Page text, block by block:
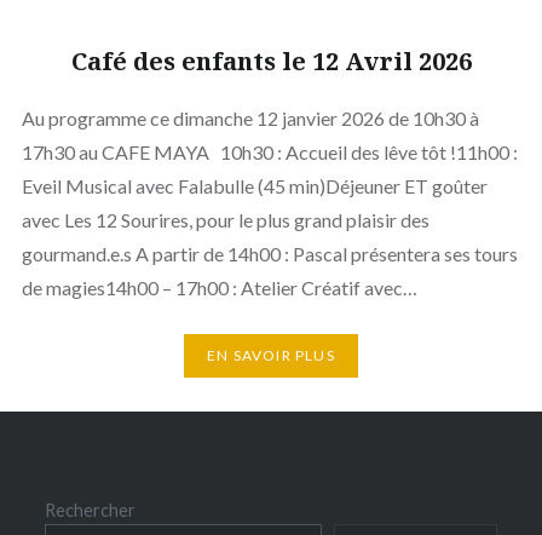
Café des enfants le 12 Avril 2026
Au programme ce dimanche 12 janvier 2026 de 10h30 à
17h30 au CAFE MAYA ­ 10h30 : Accueil des lêve tôt !11h00 :
Eveil Musical avec Falabulle (45 min)Déjeuner ET goûter
avec Les 12 Sourires, pour le plus grand plaisir des
gourmand.e.s A partir de 14h00 : Pascal présentera ses tours
de magies14h00 – 17h00 : Atelier Créatif avec…
EN SAVOIR PLUS
Rechercher